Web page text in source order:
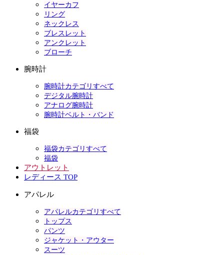
イヤーカフ
リング
ネックレス
ブレスレット
アンクレット
ブローチ
腕時計
腕時計カテゴリすべて
デジタル腕時計
アナログ腕時計
腕時計ベルト・バンド
福袋
福袋カテゴリすべて
福袋
アウトレット
レディース TOP
アパレル
アパレルカテゴリすべて
トップス
パンツ
ジャケット・アウター
スーツ